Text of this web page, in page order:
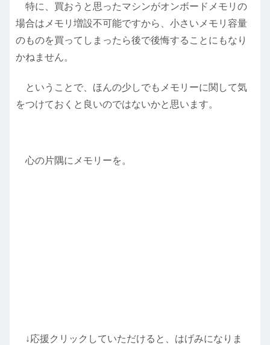
特に、買おうと思ったマシンがオンボードメモリの
場合はメモリ増設不可能ですから、小さいメモリ容量
のものを買ってしまったら後で後悔することにもなり
かねません。
ということで、ほんの少しでもメモリーに関して気
をつけておくと良いのではないかと思います。
心の片隅にメモリーを。
↓応援クリックしていただけると、はげみになりま